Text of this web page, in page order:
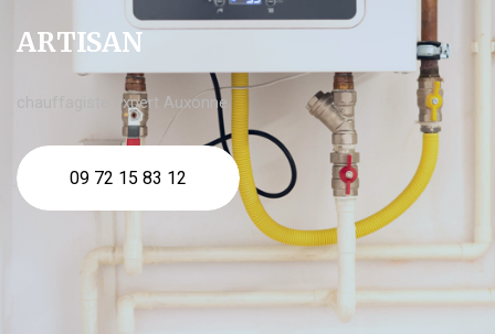
ARTISAN
chauffagiste expert Auxonne
09 72 15 83 12